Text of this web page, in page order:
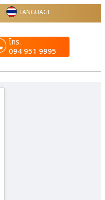
LANGUAGE
โทร.
094 951 9995